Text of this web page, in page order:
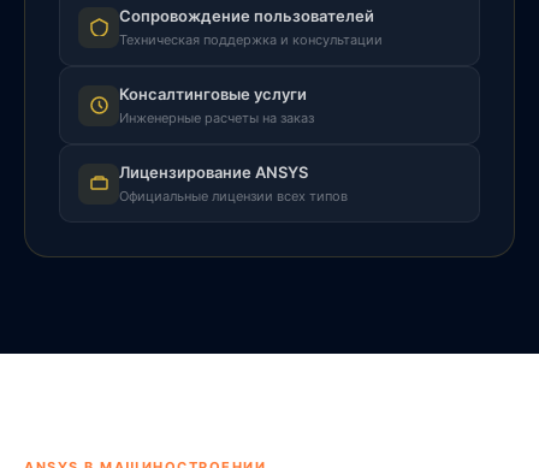
Сопровождение пользователей
Техническая поддержка и консультации
Консалтинговые услуги
Инженерные расчеты на заказ
Лицензирование ANSYS
Официальные лицензии всех типов